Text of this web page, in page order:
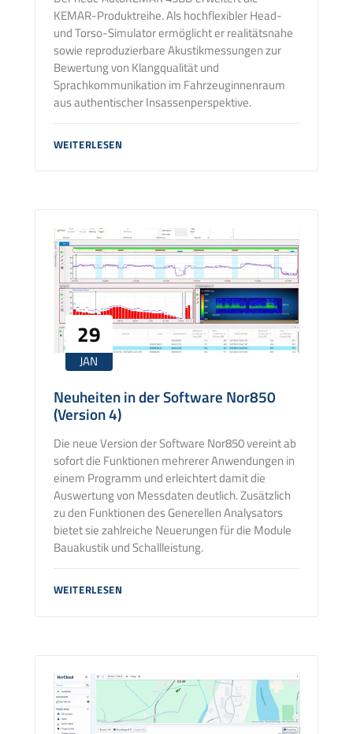
KEMAR-Produktreihe. Als hochflexibler Head-
und Torso-Simulator ermöglicht er realitätsnahe
sowie reproduzierbare Akustikmessungen zur
Bewertung von Klangqualität und
Sprachkommunikation im Fahrzeuginnenraum
aus authentischer Insassenperspektive.
WEITERLESEN
TORSO
SIMULATOR
29
JAN
Neuheiten in der Software Nor850
(Version 4)
Die neue Version der Software Nor850 vereint ab
sofort die Funktionen mehrerer Anwendungen in
einem Programm und erleichtert damit die
Auswertung von Messdaten deutlich. Zusätzlich
zu den Funktionen des Generellen Analysators
bietet sie zahlreiche Neuerungen für die Module
Bauakustik und Schallleistung.
WEITERLESEN
4)